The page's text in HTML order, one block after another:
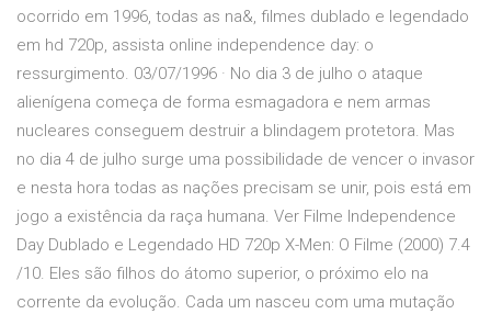
ocorrido em 1996, todas as na&, filmes dublado e legendado
em hd 720p, assista online independence day: o
ressurgimento. 03/07/1996 · No dia 3 de julho o ataque
alienígena começa de forma esmagadora e nem armas
nucleares conseguem destruir a blindagem protetora. Mas
no dia 4 de julho surge uma possibilidade de vencer o invasor
e nesta hora todas as nações precisam se unir, pois está em
jogo a existência da raça humana. Ver Filme Independence
Day Dublado e Legendado HD 720p X-Men: O Filme (2000) 7.4
/10. Eles são filhos do átomo superior, o próximo elo na
corrente da evolução. Cada um nasceu com uma mutação